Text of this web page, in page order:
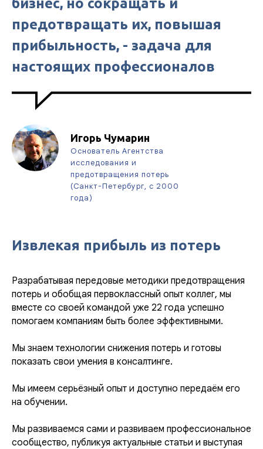
бизнес, но сокращать и
предотвращать их, повышая
прибыльность, - задача для
настоящих профессионалов
Игорь Чумарин
Основатель Агентства
исследования и
предотвращения потерь
(Санкт-Петербург, с 2000
года)
Извлекая прибыль из потерь
Разрабатывая передовые методики предотвращения
потерь и обобщая первоклассный опыт коллег, мы
вместе со своей командой уже 22 года успешно
помогаем компаниям быть более эффективными.
Мы знаем технологии снижения потерь и готовы
показать свои умения в консалтинге.
Мы имеем серьёзный опыт и доступно передаём его
на обучении.
Мы развиваемся сами и развиваем профессиональное
сообщество, публикуя актуальные статьи и выступая